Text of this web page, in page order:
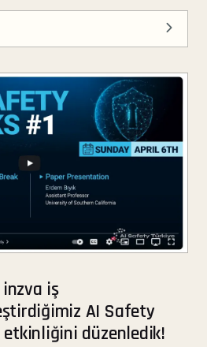
inzva iş
AI Safety
düzenledik!